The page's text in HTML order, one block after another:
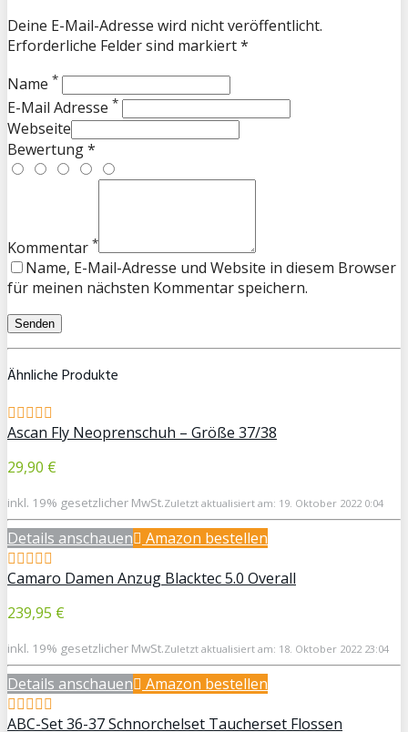
Deine E-Mail-Adresse wird nicht veröffentlicht.
Erforderliche Felder sind markiert *
Name *
E-Mail Adresse *
Webseite
Bewertung *
Kommentar *
Name, E-Mail-Adresse und Website in diesem Browser
für meinen nächsten Kommentar speichern.
Ähnliche Produkte
Ascan Fly Neoprenschuh – Größe 37/38
29,90 €
inkl. 19% gesetzlicher MwSt.Zuletzt aktualisiert am: 19. Oktober 2022 0:04
Details anschauen
Amazon bestellen
Camaro Damen Anzug Blacktec 5.0 Overall
239,95 €
inkl. 19% gesetzlicher MwSt.Zuletzt aktualisiert am: 18. Oktober 2022 23:04
Details anschauen
Amazon bestellen
ABC-Set 36-37 Schnorchelset Taucherset Flossen